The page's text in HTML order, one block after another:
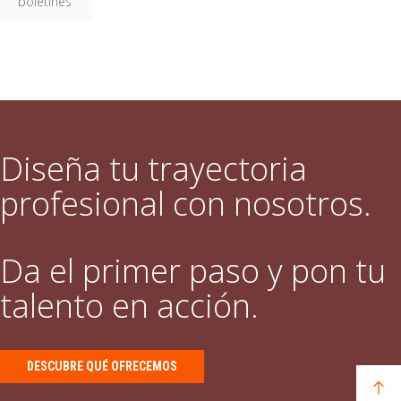
Diseña tu trayectoria
profesional con nosotros.
Da el primer paso y pon tu
talento en acción.
DESCUBRE QUÉ OFRECEMOS